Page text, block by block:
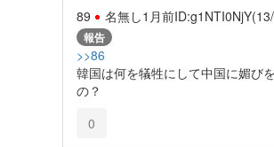
89 名無し1月前
報告
>>86
韓国は何を犠牲にして中国に媚び
の？
0